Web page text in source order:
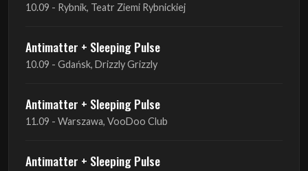
10.09 - Rybnik, Teatr Ziemi Rybnickiej
Antimatter + Sleeping Pulse
10.09 - Gdańsk, Drizzly Grizzly
Antimatter + Sleeping Pulse
11.09 - Warszawa, VooDoo Club
Antimatter + Sleeping Pulse